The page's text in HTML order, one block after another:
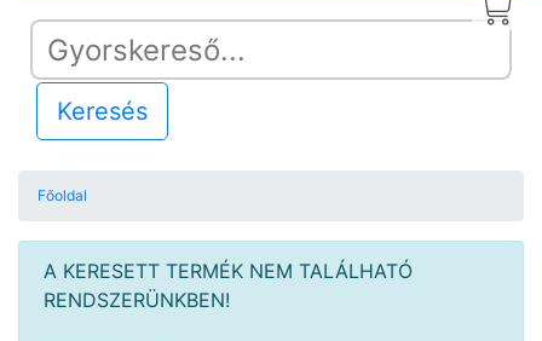
Keresés
Főoldal
A KERESETT TERMÉK NEM TALÁLHATÓ
RENDSZERÜNKBEN!